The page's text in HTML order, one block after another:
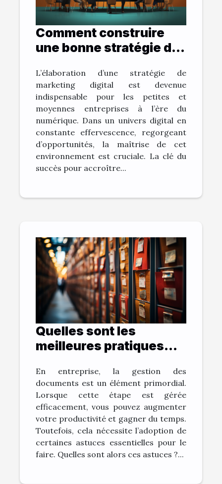
Comment construire
une bonne stratégie de
L’élaboration d’une stratégie de
marketing digital est devenue
indispensable pour les petites et
moyennes entreprises à l’ère du
numérique. Dans un univers digital en
constante effervescence, regorgeant
d’opportunités, la maîtrise de cet
environnement est cruciale. La clé du
succès pour accroître...
Quelles sont les
meilleures pratiques
documents et gagner
du temps ?
En entreprise, la gestion des
documents est un élément primordial.
Lorsque cette étape est gérée
efficacement, vous pouvez augmenter
votre productivité et gagner du temps.
Toutefois, cela nécessite l’adoption de
certaines astuces essentielles pour le
faire. Quelles sont alors ces astuces ?...